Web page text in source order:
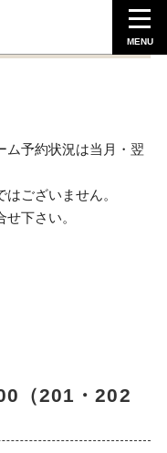
ム予約状況は当月・翌
ございません。
下さい。
（201・202
MENU